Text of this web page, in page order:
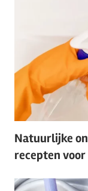
Natuurlijke
recepten